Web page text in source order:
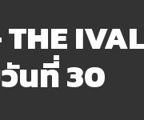
นที่ 30